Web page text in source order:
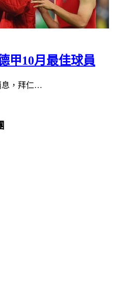
甲10月最佳球員
息，拜仁…